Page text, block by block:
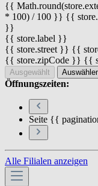
{{
* 100) / 100 }} {{
}}
{{ store.label }}
{{ store.street }} {{
{{ store.zipCode }} {{
Ausgewählt
Öffnungszeiten:
Seite {{
Alle Filialen anzeigen